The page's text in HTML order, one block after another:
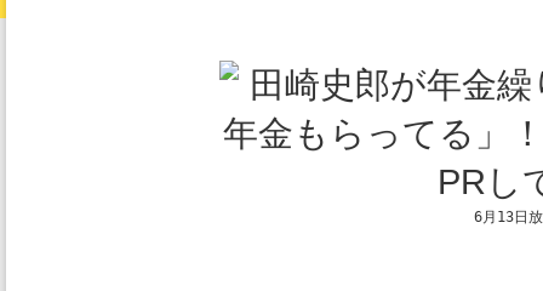
6月13日